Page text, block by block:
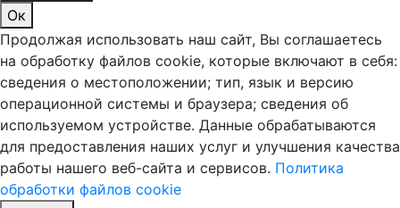
Ок
Продолжая использовать наш сайт, Вы соглашаетесь
на обработку файлов cookie, которые включают в себя:
сведения о местоположении; тип, язык и версию
операционной системы и браузера; сведения об
используемом устройстве. Данные обрабатываются
для предоставления наших услуг и улучшения качества
работы нашего веб-сайта и сервисов. Политика
обработки файлов cookie